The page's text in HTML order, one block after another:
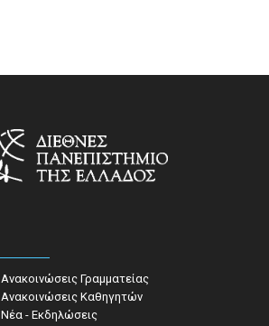
Ανακοινώσεις Γραμματείας
Ανακοινώσεις Καθηγητών
Νέα - Εκδηλώσεις